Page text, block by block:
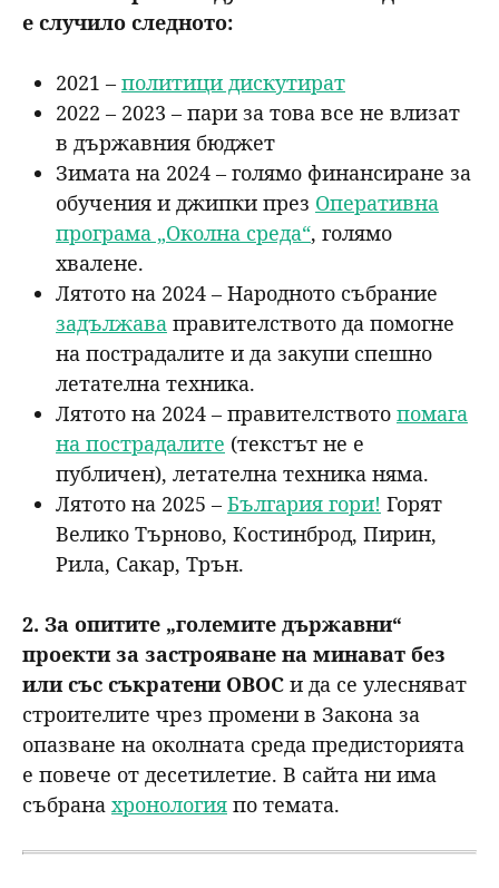
е случило следното:
2021 – политици дискутират
2022 – 2023 – пари за това все не влизат
в държавния бюджет
Зимата на 2024 – голямо финансиране за
обучения и джипки през Оперативна
програма „Околна среда“, голямо
хвалене.
Лятото на 2024 – Народното събрание
задължава правителството да помогне
на пострадалите и да закупи спешно
летателна техника.
Лятото на 2024 – правителството помага
на пострадалите (текстът не е
публичен), летателна техника няма.
Лятото на 2025 – България гори! Горят
Велико Търново, Костинброд, Пирин,
Рила, Сакар, Трън.
2. За опитите „големите държавни“
проекти за застрояване на минават без
или със съкратени ОВОС и да се улесняват
строителите чрез промени в Закона за
опазване на околната среда предисторията
е повече от десетилетие. В сайта ни има
събрана хронология по темата.